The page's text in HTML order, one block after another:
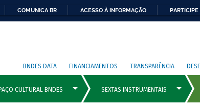
COMUNICA BR ACESSO À INFORMAÇÃO PARTICIPE
BNDES DATA FINANCIAMENTOS TRANSPARÊNCIA